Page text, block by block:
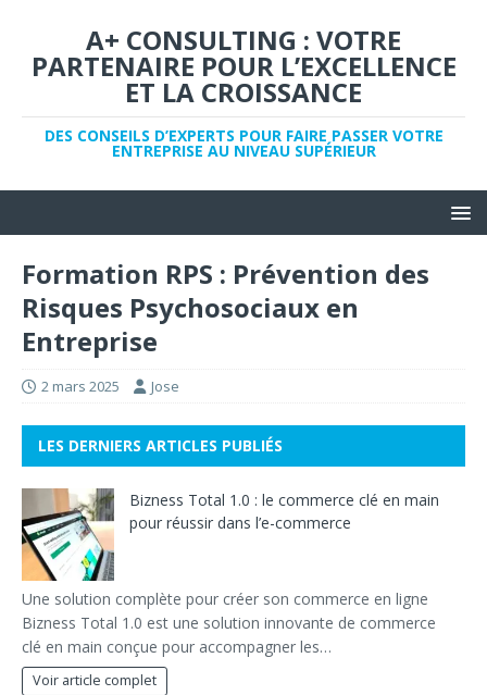
A+ CONSULTING : VOTRE
PARTENAIRE POUR L’EXCELLENCE
ET LA CROISSANCE
DES CONSEILS D’EXPERTS POUR FAIRE PASSER VOTRE
ENTREPRISE AU NIVEAU SUPÉRIEUR
Formation RPS : Prévention des
Risques Psychosociaux en
Entreprise
2 mars 2025 Jose
LES DERNIERS ARTICLES PUBLIÉS
Bizness Total 1.0 : le commerce clé en main
pour réussir dans l’e-commerce
Une solution complète pour créer son commerce en ligne
Bizness Total 1.0 est une solution innovante de commerce
clé en main conçue pour accompagner les…
Voir article complet